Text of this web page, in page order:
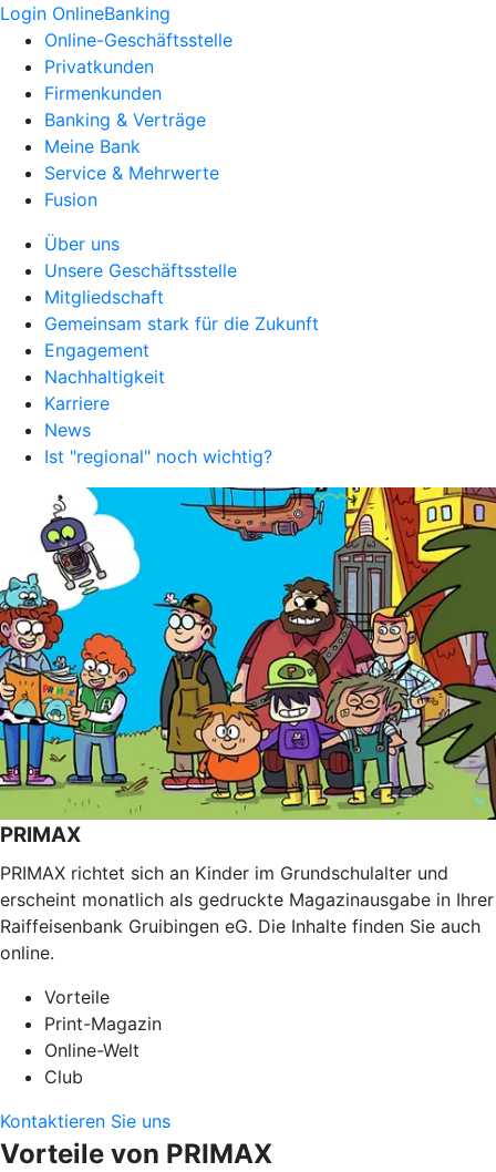
Login OnlineBanking
Online-Geschäftsstelle
Privatkunden
Firmenkunden
Banking & Verträge
Meine Bank
Service & Mehrwerte
Fusion
Über uns
Unsere Geschäftsstelle
Mitgliedschaft
Gemeinsam stark für die Zukunft
Engagement
Nachhaltigkeit
Karriere
News
Ist "regional" noch wichtig?
PRIMAX
PRIMAX richtet sich an Kinder im Grundschulalter und
erscheint monatlich als gedruckte Magazinausgabe in Ihrer
Raiffeisenbank Gruibingen eG. Die Inhalte finden Sie auch
online.
Vorteile
Print-Magazin
Online-Welt
Club
Kontaktieren Sie uns
Vorteile von PRIMAX